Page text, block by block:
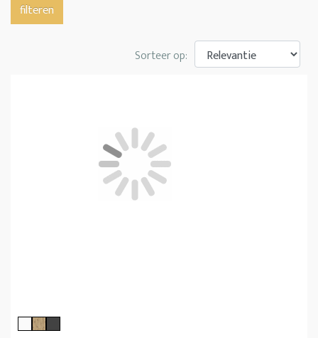
filteren
Sorteer op: